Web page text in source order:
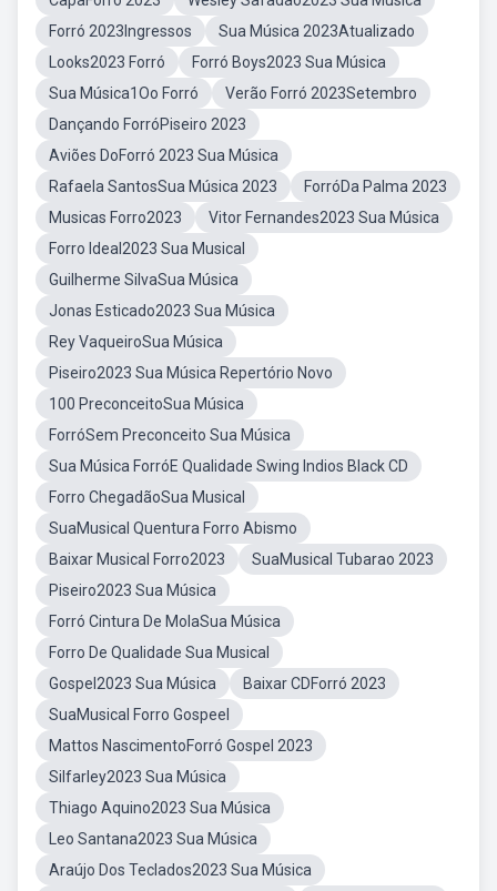
Forró 2023Ingressos
Sua Música 2023Atualizado
Looks2023 Forró
Forró Boys2023 Sua Música
Sua Música1Oo Forró
Verão Forró 2023Setembro
Dançando ForróPiseiro 2023
Aviões DoForró 2023 Sua Música
Rafaela SantosSua Música 2023
ForróDa Palma 2023
Musicas Forro2023
Vitor Fernandes2023 Sua Música
Forro Ideal2023 Sua Musical
Guilherme SilvaSua Música
Jonas Esticado2023 Sua Música
Rey VaqueiroSua Música
Piseiro2023 Sua Música Repertório Novo
100 PreconceitoSua Música
ForróSem Preconceito Sua Música
Sua Música ForróE Qualidade Swing Indios Black CD
Forro ChegadãoSua Musical
SuaMusical Quentura Forro Abismo
Baixar Musical Forro2023
SuaMusical Tubarao 2023
Piseiro2023 Sua Música
Forró Cintura De MolaSua Música
Forro De Qualidade Sua Musical
Gospel2023 Sua Música
Baixar CDForró 2023
SuaMusical Forro Gospeel
Mattos NascimentoForró Gospel 2023
Silfarley2023 Sua Música
Thiago Aquino2023 Sua Música
Leo Santana2023 Sua Música
Araújo Dos Teclados2023 Sua Música